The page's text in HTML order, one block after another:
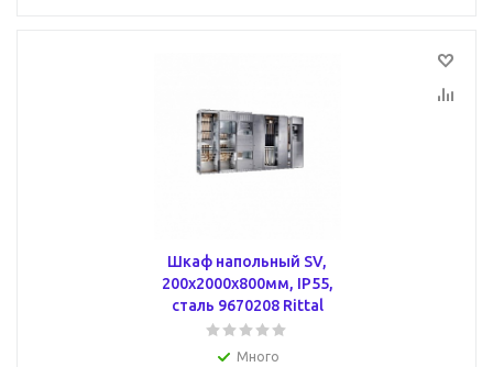
Шкаф напольный SV,
200x2000x800мм, IP55,
сталь 9670208 Rittal
Много